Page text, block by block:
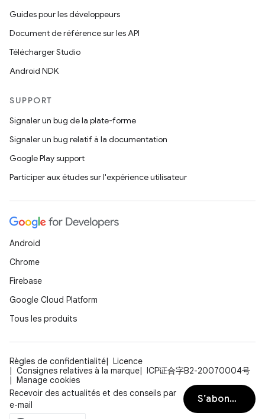
Guides pour les développeurs
Document de référence sur les API
Télécharger Studio
Android NDK
SUPPORT
Signaler un bug de la plate-forme
Signaler un bug relatif à la documentation
Google Play support
Participer aux études sur l'expérience utilisateur
Android
Chrome
Firebase
Google Cloud Platform
Tous les produits
Règles de confidentialité
Licence
Consignes relatives à la marque
ICP证合字B2-20070004号
Manage cookies
Recevoir des actualités et des conseils par
e-mail
S’abonner